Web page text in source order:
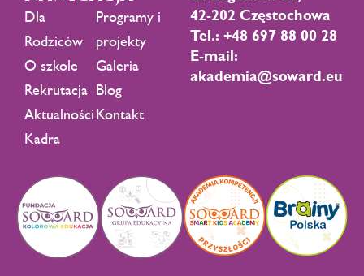
Dla
Rodziców
O szkole
Rekrutacja
Aktualności
Kadra
Programy i
projekty
Galeria
Blog
Kontakt
42-202 Częstochowa
Tel.: +48 697 88 00 28
E-mail:
akademia@soward.eu